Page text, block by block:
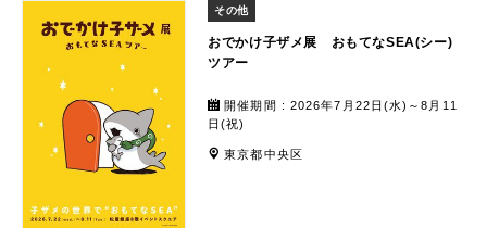
その他
おでかけ子ザメ展 おもてなSEA(シー)
ツアー
開催期間 : 2026年7月22日(水)～8月11
日(祝)
東京都中央区